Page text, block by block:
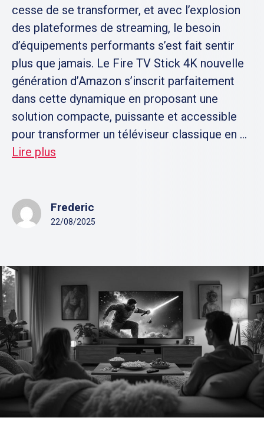
cesse de se transformer, et avec l’explosion
des plateformes de streaming, le besoin
d’équipements performants s’est fait sentir
plus que jamais. Le Fire TV Stick 4K nouvelle
génération d’Amazon s’inscrit parfaitement
dans cette dynamique en proposant une
solution compacte, puissante et accessible
pour transformer un téléviseur classique en ...
Lire plus
Frederic
22/08/2025